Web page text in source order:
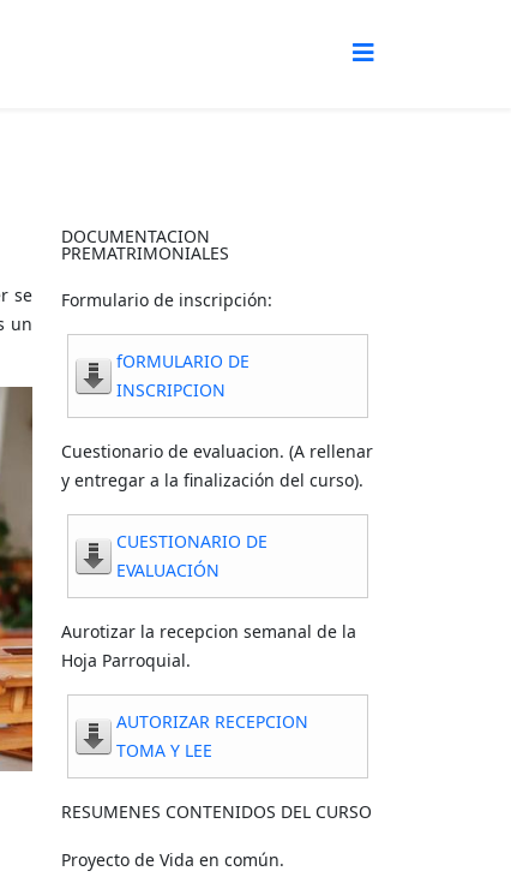
se
un
DOCUMENTACION
PREMATRIMONIALES
Formulario de inscripción:
fORMULARIO DE
INSCRIPCION
Cuestionario de evaluacion. (A rellenar
y entregar a la finalización del curso).
CUESTIONARIO DE
EVALUACIÓN
Aurotizar la recepcion semanal de la
Hoja Parroquial.
AUTORIZAR RECEPCION
TOMA Y LEE
RESUMENES CONTENIDOS DEL CURSO
Proyecto de Vida en común.